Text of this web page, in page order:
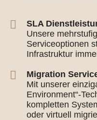
SLA
Unsere
Serviceoptionen
Infrastruktur
Migration
Mit unserer
Environment“-
kompletten
oder virtuell